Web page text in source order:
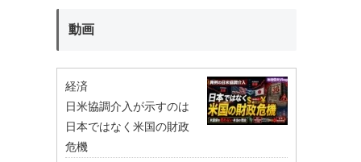
動画
経済
日米協調介入が示すのは
日本ではなく米国の財政
危機